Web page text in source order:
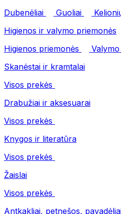
Dubenėliai
Guoliai
Higienos ir valymo priemonės
Higienos priemonės
Skanėstai ir kramtalai
Visos prekės
Drabužiai ir aksesuarai
Visos prekės
Knygos ir literatūra
Visos prekės
Žaislai
Visos prekės
Antkakliai, petnešos,